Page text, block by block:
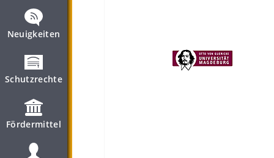
Neuigkeiten
Schutzrechte
Fördermittel